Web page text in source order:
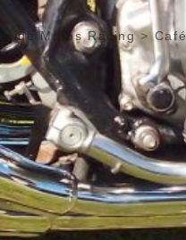
Motos Racing>